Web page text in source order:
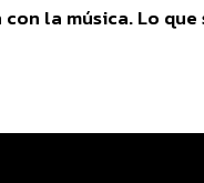
la música. Lo